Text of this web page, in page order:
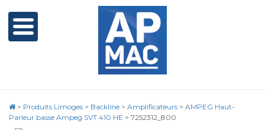
> Produits Limoges > Backline > Amplificateurs > AMPEG Haut-
Parleur basse Ampeg SVT 410 HE > 7252312_800